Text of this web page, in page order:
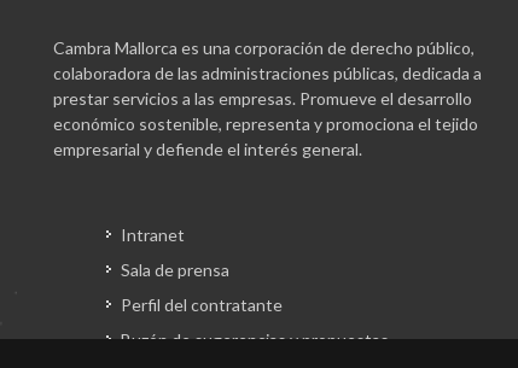
Cambra Mallorca es una corporación de derecho público,
colaboradora de las administraciones públicas, dedicada a
prestar servicios a las empresas. Promueve el desarrollo
económico sostenible, representa y promociona el tejido
empresarial y defiende el interés general.
Intranet
Sala de prensa
Perfil del contratante
Buzón de sugerencias y propuestas